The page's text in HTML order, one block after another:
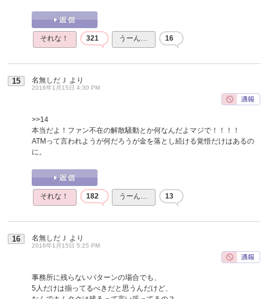
それな！ 321 うーん… 16
15 名無しだＪ より
2016年1月15日 4:30 PM
>>14
本当だよ！ファン不在の解散騒動とか何なんだよマジで！！！！
ATMって言われようが何だろうが金を落とし続ける覚悟だけはあるの
に。
それな！ 182 うーん… 13
16 名無しだＪ より
2016年1月15日 5:25 PM
事務所に残らないパターンの場合でも、
5人だけは揃ってるべきだと思うんだけど、